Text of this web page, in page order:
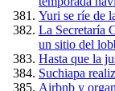
Yuri se ríe de
La Secretaría
un sitio del
Hasta que la
Suchiapa
Airbnb y